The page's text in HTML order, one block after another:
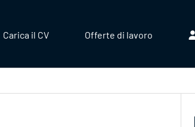
Carica il CV Offerte di lavoro